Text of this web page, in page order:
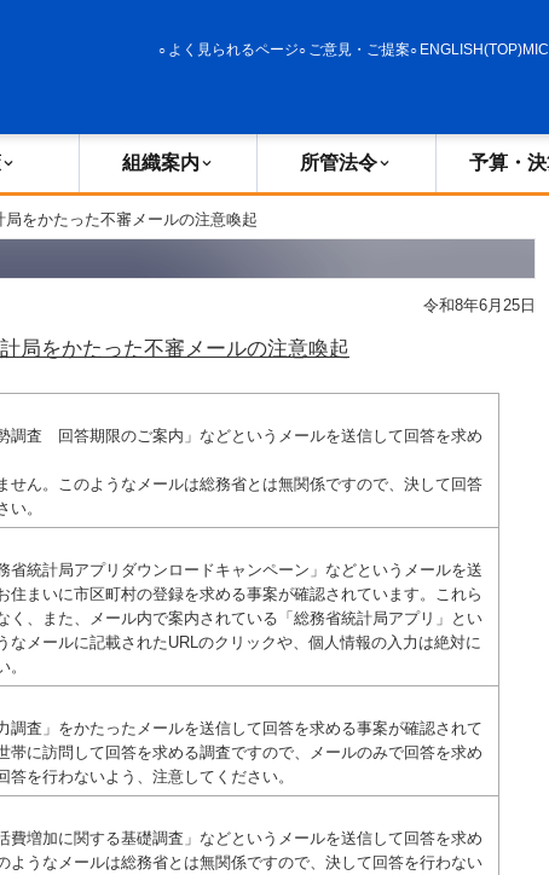
よく見られるページ ご意見・ご提案 ENGLISH(TOP)
組織案内 所管法令 予算・
局をかたった不審メールの注意喚起
令和8年6月25日
局をかたった不審メールの注意喚起
調査 回答期限のご案内」などというメールを送信して回答を求め
せん。このようなメールは総務省とは無関係ですので、決して回答
。
省統計局アプリダウンロードキャンペーン」などというメールを送
住まいに市区町村の登録を求める事案が確認されています。これら
く、また、メール内で案内されている「総務省統計局アプリ」とい
なメールに記載されたURLのクリックや、個人情報の入力は絶対に
調査」をかたったメールを送信して回答を求める事案が確認されて
帯に訪問して回答を求める調査ですので、メールのみで回答を求め
を行わないよう、注意してください。
費増加に関する基礎調査」などというメールを送信して回答を求め
ようなメールは総務省とは無関係ですので、決して回答を行わない